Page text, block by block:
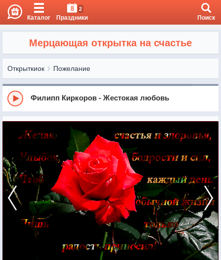
Каталог
8 2
Праздники Поиск
Мерцающая открытка на счастье
Открыткиок Пожелание
Филипп Киркоров - Жестокая любовь